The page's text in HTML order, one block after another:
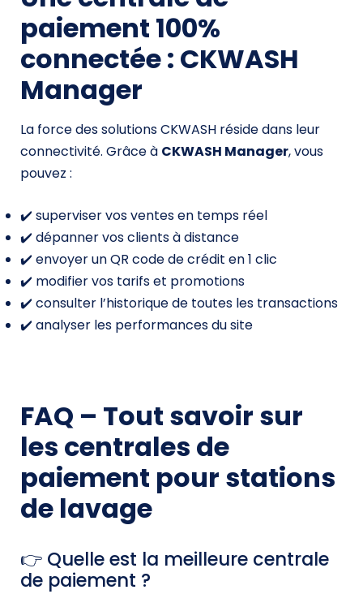
paiement 100%
connectée : CKWASH
Manager
La force des solutions CKWASH réside dans leur
connectivité. Grâce à CKWASH Manager, vous
pouvez :
✔️ superviser vos ventes en temps réel
✔️ dépanner vos clients à distance
✔️ envoyer un QR code de crédit en 1 clic
✔️ modifier vos tarifs et promotions
✔️ consulter l’historique de toutes les transactions
✔️ analyser les performances du site
FAQ – Tout savoir sur
les centrales de
paiement pour stations
de lavage
👉 Quelle est la meilleure centrale
de paiement ?